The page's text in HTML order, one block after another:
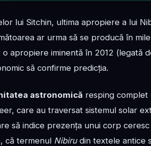
lui Sitchin, ultima apropiere a lui
ar urma să se producă în
o apropiere iminentă în 2012 (legată
să confirme predicția.
astronomică resping complet
care au traversat sistemul solar
să indice prezența unui corp
că termenul Nibirudin textele antice